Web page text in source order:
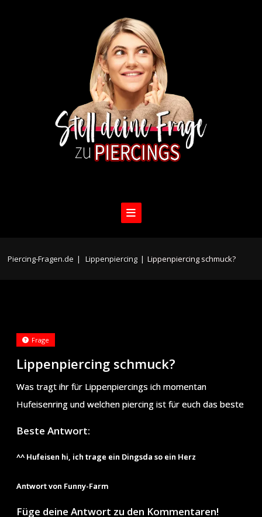
Piercing-Fragen.de | Lippenpiercing | Lippenpiercing schmuck?
Lippenpiercing schmuck?
Frage
Was tragt ihr für Lippenpiercings ich momentan
Hufeisenring und welchen piercing ist für euch das beste
Beste Antwort:
^^ Hufeisen hi, ich trage ein Dingsda so ein Herz
Antwort von Funny-Farm
Füge deine Antwort zu den Kommentaren!